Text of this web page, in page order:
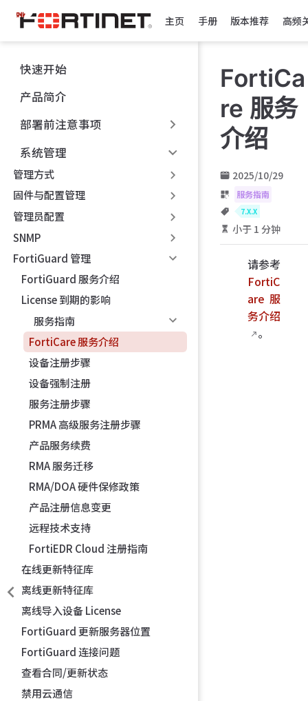
跳
至
主
內
容
主页 手册 版本推荐 高频
快速开始
产品简介
部署前注意事项
系统管理
管理方式
固件与配置管理
管理员配置
SNMP
FortiGuard 管理
FortiGuard 服务介绍
License 到期的影响
服务指南
FortiCare 服务介绍
设备注册步骤
设备强制注册
服务注册步骤
PRMA 高级服务注册步骤
产品服务续费
RMA 服务迁移
RMA/DOA 硬件保修政策
产品注册信息变更
远程技术支持
FortiEDR Cloud 注册指南
在线更新特征库
离线更新特征库
离线导入设备 License
FortiGuard 更新服务器位置
FortiGuard 连接问题
查看合同/更新状态
禁用云通信
FortiCa
re 服务
介绍
2025/10/29
服务指南
7.X.X
小于 1 分钟
请参考
FortiC
are 服
务介绍
。